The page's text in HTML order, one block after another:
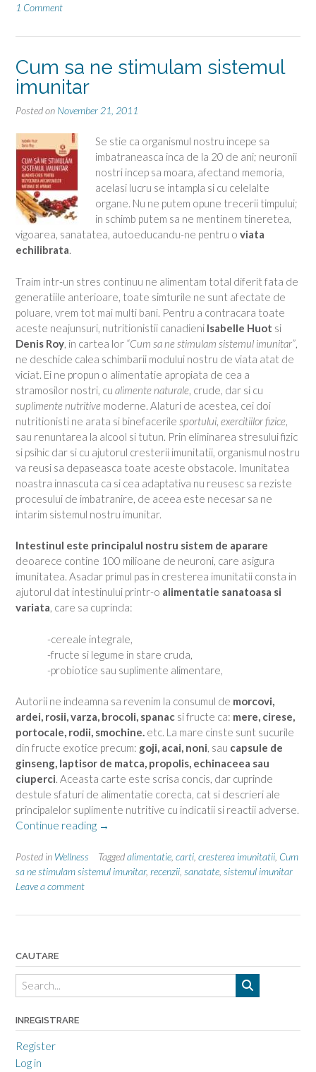
1 Comment
Cum sa ne stimulam sistemul
imunitar
Posted on November 21, 2011
Se stie ca organismul nostru incepe sa
imbatraneasca inca de la 20 de ani; neuronii
nostri incep sa moara, afectand memoria,
acelasi lucru se intampla si cu celelalte
organe. Nu ne putem opune trecerii timpului;
in schimb putem sa ne mentinem tineretea,
vigoarea, sanatatea, autoeducandu-ne pentru o viata
echilibrata.
Traim intr-un stres continuu ne alimentam total diferit fata de
generatiile anterioare, toate simturile ne sunt afectate de
poluare, vrem tot mai multi bani. Pentru a contracara toate
aceste neajunsuri, nutritionistii canadieni Isabelle Huot si
Denis Roy , in cartea lor “Cum sa ne stimulam sistemul imunitar”
ne deschide calea schimbarii modului nostru de viata atat de
viciat. Ei ne propun o alimentatie apropiata de cea a
stramosilor nostri, cu alimente naturale , crude, dar si cu
suplimente nutritive moderne. Alaturi de acestea, cei doi
nutritionisti ne arata si binefacerile sportului exercitiilor fizice
sau renuntarea la alcool si tutun. Prin eliminarea stresului fizic
si psihic dar si cu ajutorul cresterii imunitatii, organismul nostru
va reusi sa depaseasca toate aceste obstacole. Imunitatea
noastra innascuta ca si cea adaptativa nu reusesc sa reziste
procesului de imbatranire, de aceea este necesar sa ne
intarim sistemul nostru imunitar.
Intestinul este principalul nostru sistem de aparare
deoarece contine 100 milioane de neuroni, care asigura
imunitatea. Asadar primul pas in cresterea imunitatii consta in
ajutorul dat intestinului printr-o alimentatie sanatoasa si
variata, care sa cuprinda:
-cereale integrale,
-fructe si legume in stare cruda,
-probiotice sau suplimente alimentare,
Autorii ne indeamna sa revenim la consumul de morcovi,
ardei, rosii, varza, brocoli, spanac si fructe ca: mere, cirese,
portocale, rodii, smochine. etc. La mare cinste sunt sucurile
din fructe exotice precum: goji, acai, noni, sau capsule de
ginseng, laptisor de matca, propolis, echinaceea sau
ciuperci. Aceasta carte este scrisa concis, dar cuprinde
destule sfaturi de alimentatie corecta, cat si descrieri ale
principalelor suplimente nutritive cu indicatii si reactii adverse.
Continue reading “Cum
ne
stimulam
→
Posted in Wellness Taggedalimentatie carti cresterea imunitatii Cum
sa ne stimulam sistemul imunitar, recenzii sanatate sistemul imunitar
Leave a comment
CAUTARE
INREGISTRARE
Register
Log in